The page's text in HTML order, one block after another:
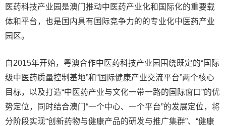
医药科技产业园是澳门推动中医药产业化和国际化的重要载
体和平台，也是国内具有国际竞争力的的专业化中医药产业
园区。
自2015年开始，粤澳合作中医药科技产业园围绕既定的“国际
级中医药质量控制基地”和“国际健康产业交流平台”两个核心
目标，以及打造“中医药产业与文化一带一路的国际窗口”的优
势定位，同时结合澳门“一个中心、一个平台”的发展定位，将
分阶段实现“创新药物与健康产品的研发与推广集群”、“健康